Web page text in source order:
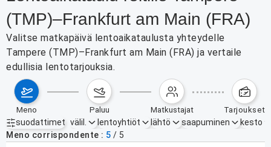
(TMP)–Frankfurt am Main (FRA)
Valitse matkapäivä lentoaikataulusta yhteydelle
Tampere (TMP)–Frankfurt am Main (FRA) ja vertaile
edullisia lentotarjouksia.
meno paluu matkustajat tarjoukset
suodattimet
Aktiiviset suodattimet ei mitään
välil. lentoyhtiöt lähtö saapuminen
kesto
Meno corrispondente
5 / 5